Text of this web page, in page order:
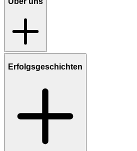
Erfolgsgeschichten